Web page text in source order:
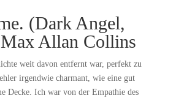
(Dark Angel,
Allan Collins
weit davon entfernt war, perfekt zu
irgendwie charmant, wie eine gut
Decke. Ich war von der Empathie des